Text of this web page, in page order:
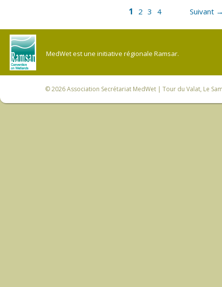
1 2 3 4 Suivant
MedWet est une initiative régionale Ramsar.
© 2026Association Secrétariat MedWet | Tour du Valat, Le